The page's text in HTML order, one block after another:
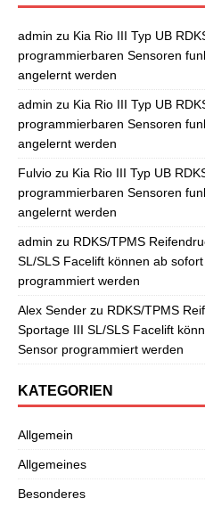
admin zu Kia Rio III Typ UB
programmierbaren Sensoren
angelernt werden
admin zu Kia Rio III Typ UB
programmierbaren Sensoren
angelernt werden
Fulvio zu Kia Rio III Typ UB
programmierbaren Sensoren
angelernt werden
admin zu RDKS/TPMS
SL/SLS Facelift können ab
programmiert werden
Alex Sender zu RDKS/TPMS
Sportage III SL/SLS Facelift
Sensor programmiert werden
KATEGORIEN
Allgemein
Allgemeines
Besonderes